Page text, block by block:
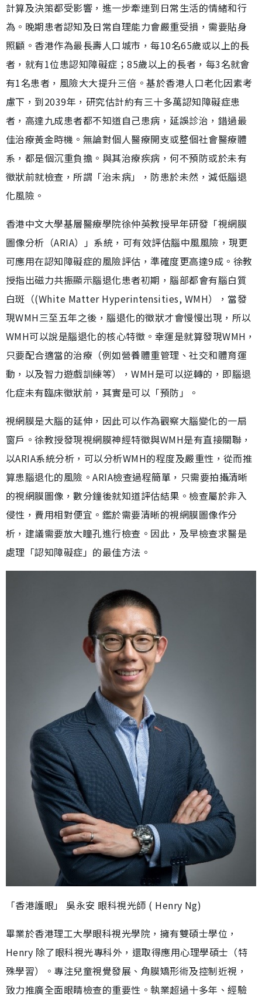
計算及決策都受影響，進一步牽連到日常生活的情緒和行
為。晚期患者認知及日常自理能力會嚴重受損，需要貼身
照顧。香港作為最長壽人口城市，每10名65歲或以上的長
者，就有1位患認知障礙症；85歲以上的長者，每3名就會
有1名患者，風險大大提升三倍。基於香港人口老化因素考
慮下，到2039年，研究估計約有三十多萬認知障礙症患
者，高達九成患者都不知道自己患病，延誤診治，錯過最
佳治療黃金時機。無論對個人醫療開支或整個社會醫療體
系，都是個沉重負擔。與其治療疾病，何不預防或於未有
徵狀前就檢查，所謂「治未病」，防患於未然，減低腦退
化風險。
香港中文大學基層醫療學院徐仲英教授早年研發「視網膜
圖像分析（ARIA）」系統，可有效評估腦中風風險，現更
可應用在認知障礙症的風險評估，準確度更高達9成。徐教
授指出磁力共振顯示腦退化患者初期，腦部都會有腦白質
白斑（(White Matter Hyperintensities, WMH），當發
現WMH三至五年之後，腦退化的徵狀才會慢慢出現，所以
WMH可以說是腦退化的核心特徵。幸運是就算發現WMH，
只要配合適當的治療（例如營養體重管理、社交和體育運
動，以及智力遊戲訓練等），WMH是可以逆轉的，即腦退
化症未有臨床徵狀前，其實是可以「預防」。
視網膜是大腦的延伸，因此可以作為觀察大腦變化的一扇
窗戶。徐教授發現視網膜神經特徵與WMH是有直接關聯，
以ARIA系統分析，可以分析WMH的程度及嚴重性，從而推
算患腦退化的風險。ARIA檢查過程簡單，只需要拍攝清晰
的視網膜圖像，數分鐘後就知道評估結果。檢查屬於非入
侵性，費用相對便宜。鑑於需要清晰的視網膜圖像作分
析，建議需要放大瞳孔進行檢查。因此，及早檢查求醫是
處理「認知障礙症」的最佳方法。
「香港護眼」 吳永安 眼科視光師 ( Henry Ng)
畢業於香港理工大學眼科視光學院，擁有雙碩士學位，
Henry 除了眼科視光專科外，還取得應用心理學碩士（特
殊學習）。專注兒童視覺發展、角膜矯形術及控制近視，
致力推廣全面眼睛檢查的重要性。執業超過十多年、經驗